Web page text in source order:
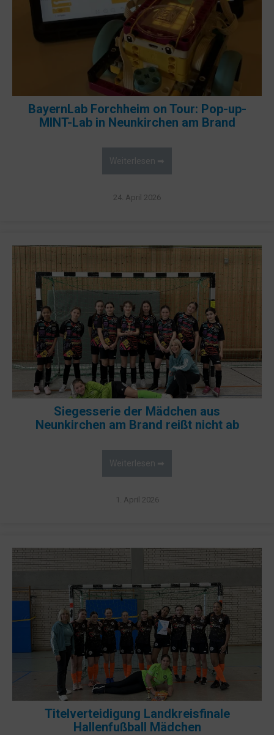
BayernLab Forchheim on Tour: Pop-up-
MINT-Lab in Neunkirchen am Brand
Weiterlesen ➡
24. April 2026
Siegesserie der Mädchen aus
Neunkirchen am Brand reißt nicht ab
Weiterlesen ➡
1. April 2026
Titelverteidigung Landkreisfinale
Hallenfußball Mädchen